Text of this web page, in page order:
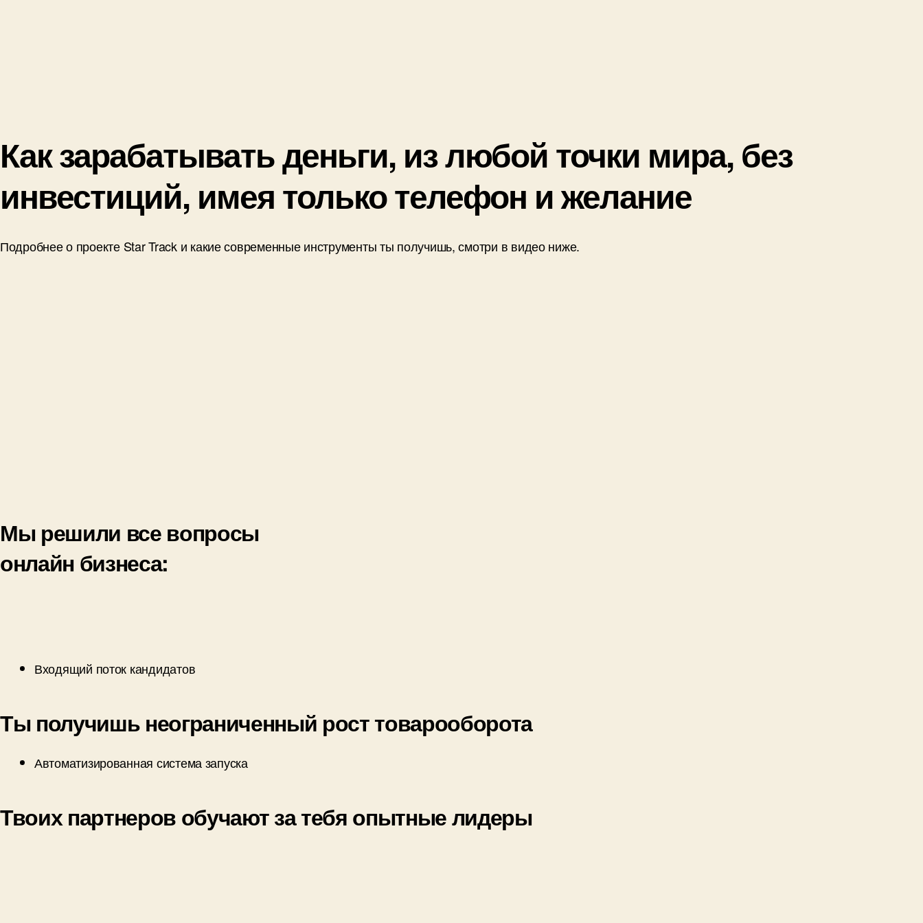
Как зарабатывать деньги, из любой точки мира, без
инвестиций, имея только телефон и желание
Подробнее о проекте Star Track и какие современные инструменты ты получишь, смотри в видео ниже.
Мы решили все вопросы
онлайн бизнеса:
Входящий поток кандидатов
Ты получишь неограниченный рост товарооборота
Автоматизированная система запуска
Твоих партнеров обучают за тебя опытные лидеры